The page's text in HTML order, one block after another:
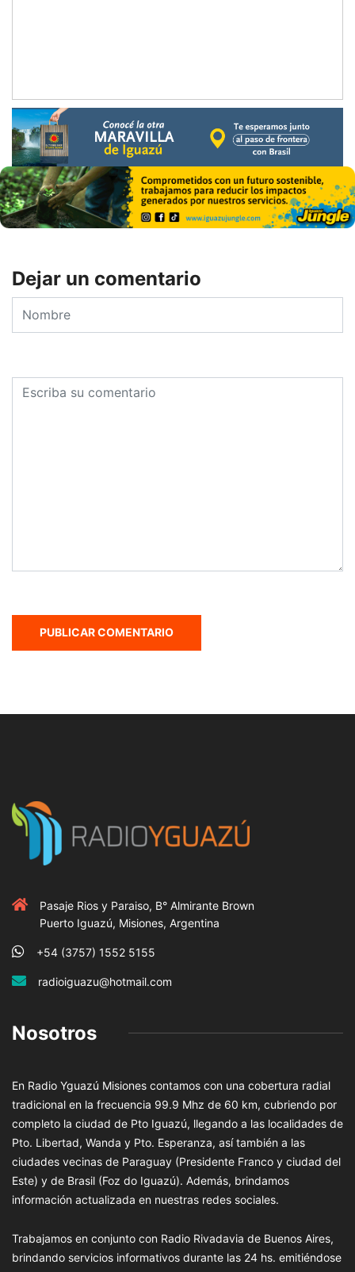
Dejar un comentario
Pasaje Rios y Paraiso, B° Almirante Brown
Puerto Iguazú, Misiones, Argentina
+54 (3757) 1552 5155
radioiguazu@hotmail.com
Nosotros
En Radio Yguazú Misiones contamos con una cobertura radial
tradicional en la frecuencia 99.9 Mhz de 60 km, cubriendo por
completo la ciudad de Pto Iguazú, llegando a las localidades de
Pto. Libertad, Wanda y Pto. Esperanza, así también a las
ciudades vecinas de Paraguay (Presidente Franco y ciudad del
Este) y de Brasil (Foz do Iguazú). Además, brindamos
información actualizada en nuestras redes sociales.
Trabajamos en conjunto con Radio Rivadavia de Buenos Aires,
brindando servicios informativos durante las 24 hs. emitiéndose